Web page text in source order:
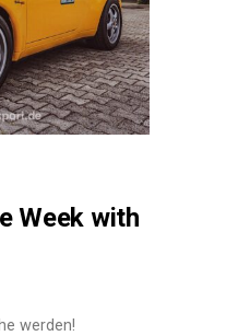
Week with
werden!